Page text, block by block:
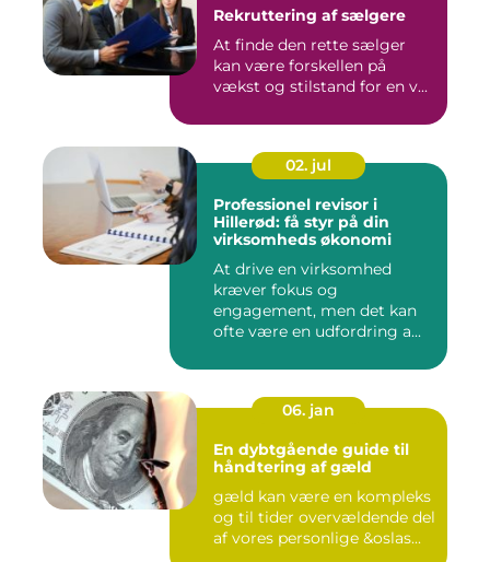
Rekruttering af sælgere
At finde den rette sælger
kan være forskellen på
vækst og stilstand for en v...
02. jul
Professionel revisor i
Hillerød: få styr på din
virksomheds økonomi
At drive en virksomhed
kræver fokus og
engagement, men det kan
ofte være en udfordring a...
06. jan
En dybtgående guide til
håndtering af gæld
gæld kan være en kompleks
og til tider overvældende del
af vores personlige &oslas...